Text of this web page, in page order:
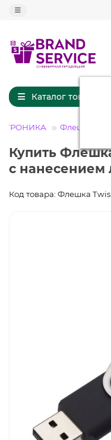
Каталог товаров
Флешки с
Купить
с нанесением
Код товара: Флешка